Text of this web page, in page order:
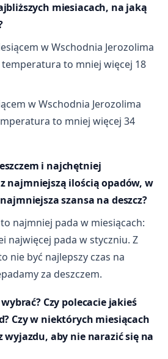
miesiacach, na jaką
w Wschodnia Jerozolima
to mniej więcej 18
w Wschodnia Jerozolima
to mniej więcej 34
i najchętniej
najmniejszą ilością opadów, w
szansa na deszcz?
najmniej pada w miesiącach:
najwięcej pada w styczniu. Z
nie być najlepszy czas na
za deszczem.
Czy polecacie jakieś
Czy w niektórych miesiącach
wyjazdu, aby nie narazić się na